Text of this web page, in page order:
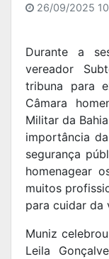
26/09/2025
Durante a
vereador
tribuna para
Câmara
Militar da
importância
segurança
homenagear
muitos
para cuidar da
Muniz
Leila